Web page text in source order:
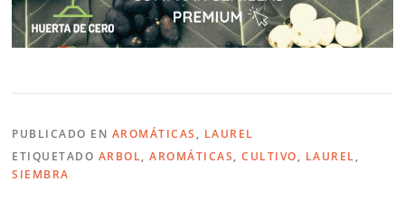
PUBLICADO EN AROMÁTICAS , LAUREL
ETIQUETADO ARBOL,AROMÁTICAS,CULTIVO, LAUREL,
SIEMBRA